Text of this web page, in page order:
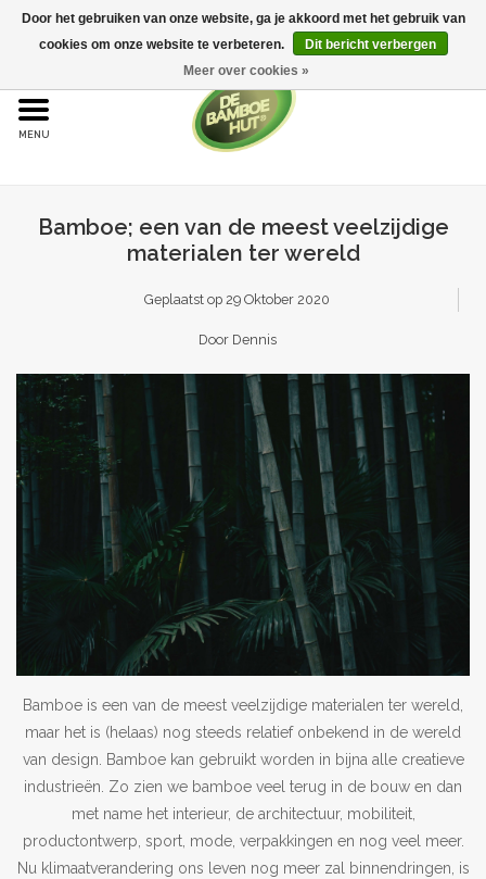
Home
Bamboe vloeren
Bijproducten
Leggen
Outlet
Contact
Blog
Bamboe; een van de meest veelzijdige
materialen ter wereld
Geplaatst op 29 Oktober 2020
Door Dennis
Bamboe is een van de meest veelzijdige materialen ter wereld,
maar het is (helaas) nog steeds relatief onbekend in de wereld
van design. Bamboe kan gebruikt worden in bijna alle creatieve
industrieën. Zo zien we bamboe veel terug in de bouw en dan
met name het interieur, de architectuur, mobiliteit,
productontwerp, sport, mode, verpakkingen en nog veel meer.
Nu klimaatverandering ons leven nog meer zal binnendringen, is
Door het gebruiken van onze website, ga je akkoord met het gebruik van
cookies om onze website te verbeteren.
Dit bericht verbergen
Meer over cookies »